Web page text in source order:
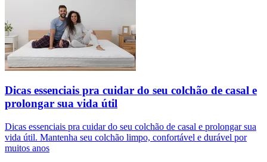
Dicas essenciais pra cuidar do seu colchão de casal e
prolongar sua vida útil
Dicas essenciais pra cuidar do seu colchão de casal e prolongar sua
vida útil. Mantenha seu colchão limpo, confortável e durável por
muitos anos